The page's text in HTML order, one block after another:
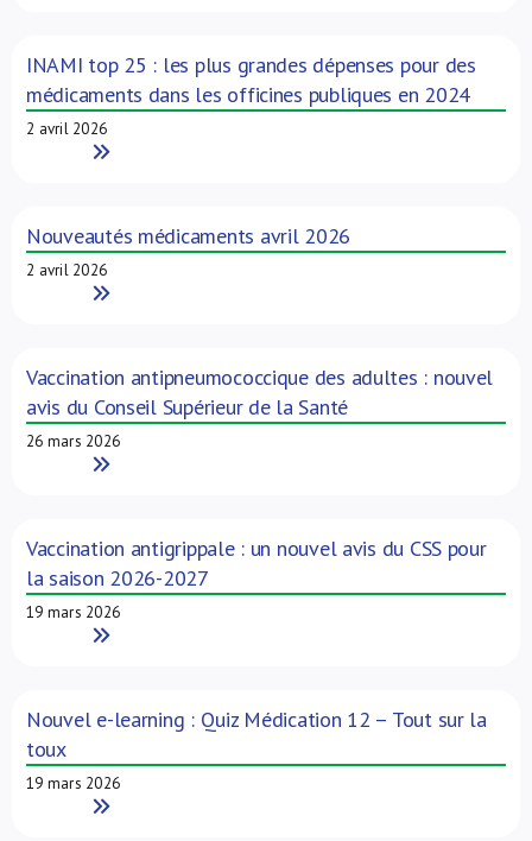
INAMI top 25 : les plus grandes dépenses pour des
médicaments dans les officines publiques en 2024
2 avril 2026
Read More
Nouveautés médicaments avril 2026
2 avril 2026
Read More
Vaccination antipneumococcique des adultes : nouvel
avis du Conseil Supérieur de la Santé
26 mars 2026
Read More
Vaccination antigrippale : un nouvel avis du CSS pour
la saison 2026-2027
19 mars 2026
Read More
Nouvel e-learning : Quiz Médication 12 – Tout sur la
toux
19 mars 2026
Read More